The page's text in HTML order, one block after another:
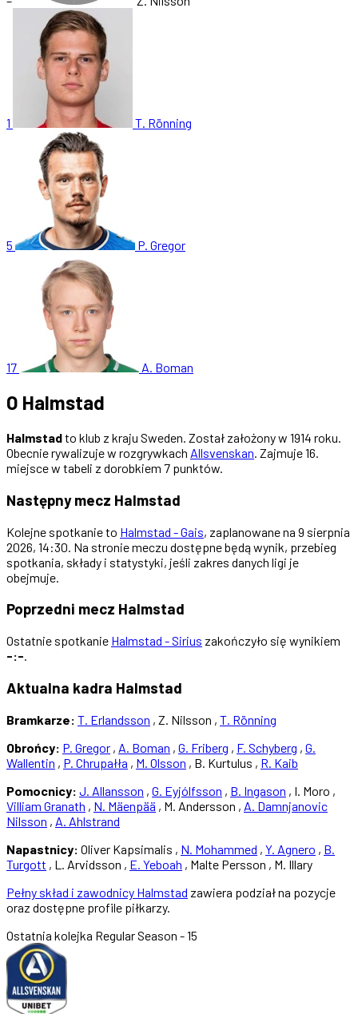
1 T. Rönning
5 P. Gregor
17 A. Boman
O Halmstad
Halmstadto klub z kraju Sweden. Został założony w 1914 roku.
Obecnie rywalizuje w rozgrywkach Allsvenskan. Zajmuje 16.
miejsce w tabeli z dorobkiem 7 punktów.
Następny mecz Halmstad
Kolejne spotkanie to Halmstad - Gais, zaplanowane na 9 sierpnia
2026, 14:30. Na stronie meczu dostępne będą wynik, przebieg
spotkania, składy i statystyki, jeśli zakres danych ligi je
obejmuje.
Poprzedni mecz Halmstad
Ostatnie spotkanie Halmstad - Sirius zakończyło się wynikiem
-:-.
Aktualna kadra Halmstad
Bramkarze: T. Erlandsson , Z. Nilsson , T. Rönning
Obrońcy: P. Gregor , A. Boman , G. Friberg , F. Schyberg , G.
Wallentin , P. Chrupałła , M. Olsson , B. Kurtulus , R. Kaib
Pomocnicy: J. Allansson , G. Eyjólfsson , B. Ingason , I. Moro ,
Villiam Granath , N. Mäenpää , M. Andersson , A. Damnjanovic
Nilsson , A. Ahlstrand
Napastnicy: Oliver Kapsimalis , N. Mohammed , Y. Agnero , B.
Turgott , L. Arvidsson , E. Yeboah , Malte Persson , M. Illary
Pełny skład i zawodnicy Halmstad zawiera podział na pozycje
oraz dostępne profile piłkarzy.
Ostatnia kolejka Regular Season - 15